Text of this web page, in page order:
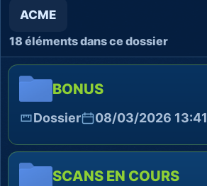
ACME
18 éléments dans ce dossier
BONUS
Dossier 08/03/2026 13:41
SCANS EN COURS